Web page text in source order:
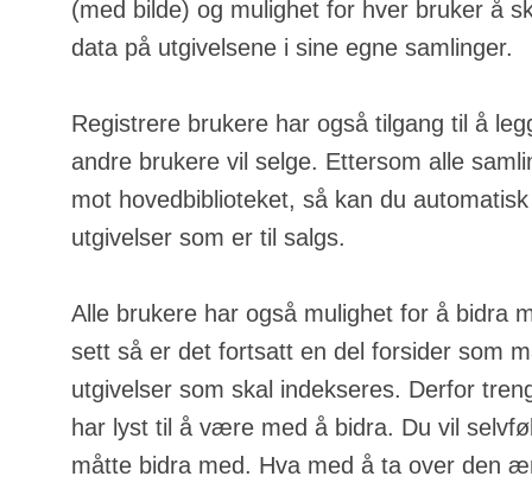
(med bilde) og mulighet for hver bruker å
data på utgivelsene i sine egne samlinger.
Registrere brukere har også tilgang til å
andre brukere vil selge. Ettersom alle
mot hovedbiblioteket, så kan du
utgivelser som er til salgs.
Alle brukere har også mulighet for å bidra
sett så er det fortsatt en del forsider som
utgivelser som skal indekseres. Derfor
har lyst til å være med å bidra. Du vil
måtte bidra med. Hva med å ta over den